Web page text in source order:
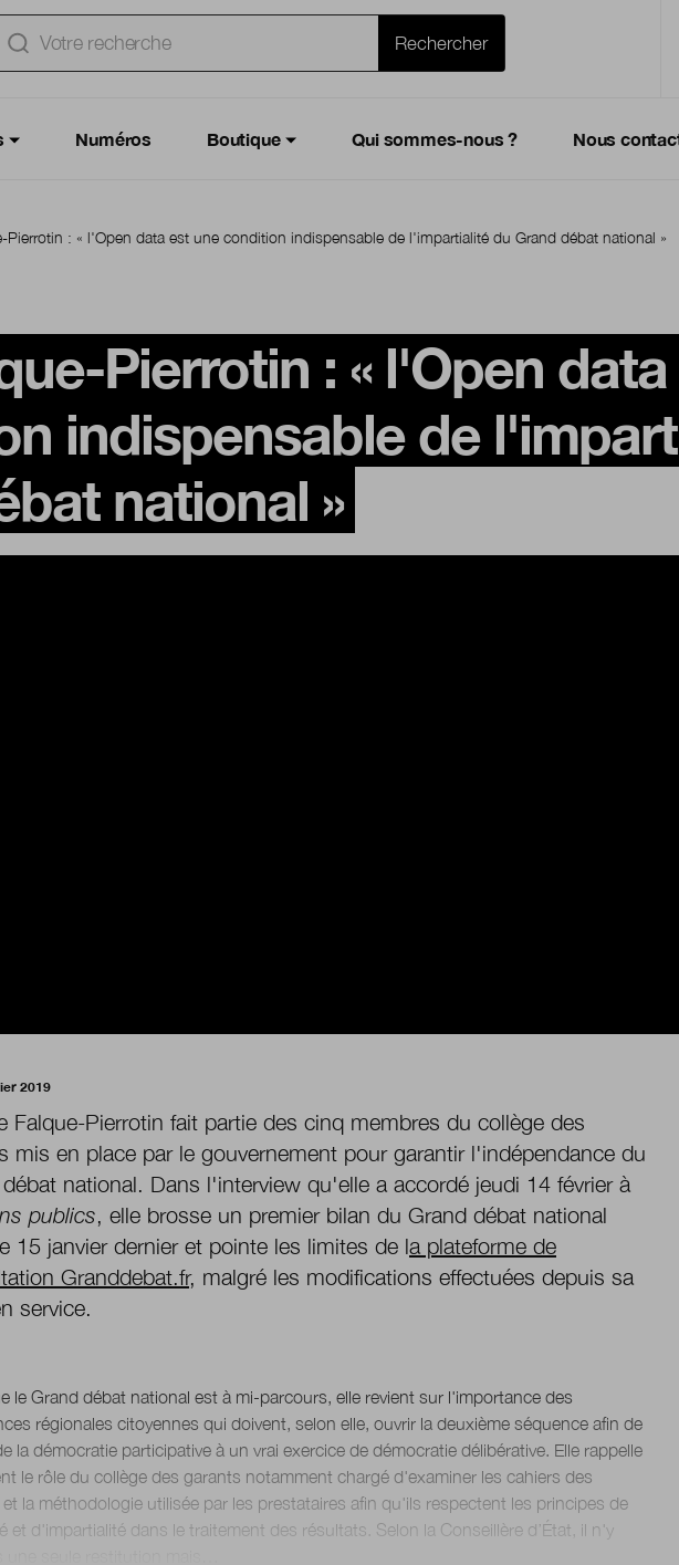
Numéros Boutique Qui sommes-nous ? Nous
Pierrotin : « l'Open data est une condition indispensable de l'impartialité du Grand débat national »
Pierrotin : « l'Open
indispensable de
national »
2019
Falque-Pierrotin fait partie des cinq membres du collège des
mis en place par le gouvernement pour garantir l'indépendance du
national. Dans l'interview qu'elle a accordé jeudi 14 février à
publics, elle brosse un premier bilan du Grand débat national
15 janvier dernier et pointe les limites de la plateforme de
Granddebat.fr, malgré les modifications effectuées depuis sa
service.
le Grand débat national est à mi-parcours, elle revient sur l'importance des
régionales citoyennes qui doivent, selon elle, ouvrir la deuxième séquence afin de
la démocratie participative à un vrai exercice de démocratie délibérative. Elle rappelle
le rôle du collège des garants notamment chargé d'examiner les cahiers des
la méthodologie utilisée par les prestataires afin qu'ils respectent les principes de
et d'impartialité dans le traitement des résultats. Selon la Conseillère d’État, il n'y